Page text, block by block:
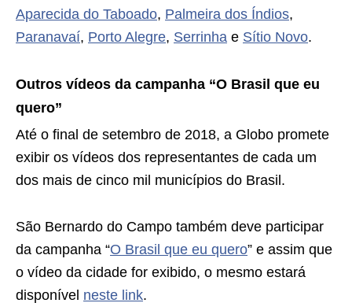
Aparecida do Taboado, Palmeira dos Índios,
Paranavaí, Porto Alegre, Serrinha e Sítio Novo.
Outros vídeos da campanha “O Brasil que eu
quero”
Até o final de setembro de 2018, a Globo promete
exibir os vídeos dos representantes de cada um
dos mais de cinco mil municípios do Brasil.
São Bernardo do Campo também deve participar
da campanha “O Brasil que eu quero” e assim que
o vídeo da cidade for exibido, o mesmo estará
disponível neste link.